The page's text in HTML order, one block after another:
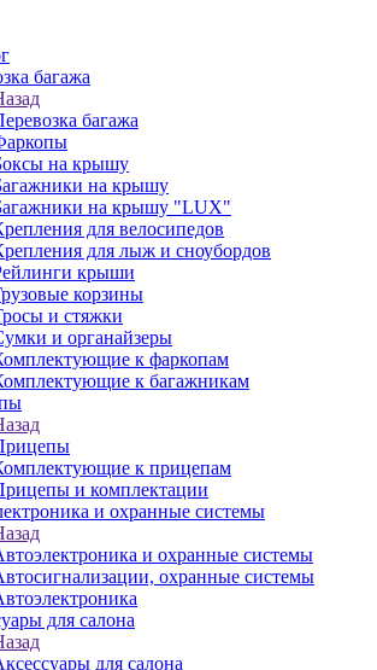
багажа
багажа
на крышу
на крышу
на крышу "LUX"
для велосипедов
для лыж и сноубордов
крыши
корзины
и стяжки
и органайзеры
к фаркопам
к багажникам
к прицепам
и комплектации
и охранные системы
и охранные системы
охранные системы
для салона
для салона